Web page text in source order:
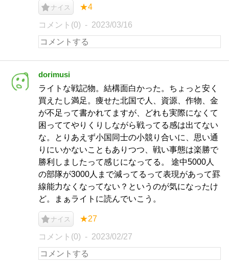
ナイス ★4
コメント(0) 2023/03/16
dorimusi
ライトな戦記物。結構面白かった。ちょっと安く
買えたし満足。痩せた北国で人、資源、作物、金
が不足って書かれてますが、どれも実際になくて
困っててやりくりしながら戦ってる感は出てない
な。とりあえず小国同士の小競り合いに、思い通
りにいかないこともありつつ、戦い事態は楽勝で
勝利しましたって感じになってる。 途中5000人
の部隊が3000人まで減ってるって表現があって罫
線能力なくなってない？というのが気になったけ
ど。まぁライトに読んでいこう。
ナイス ★27
コメント(0) 2023/02/27